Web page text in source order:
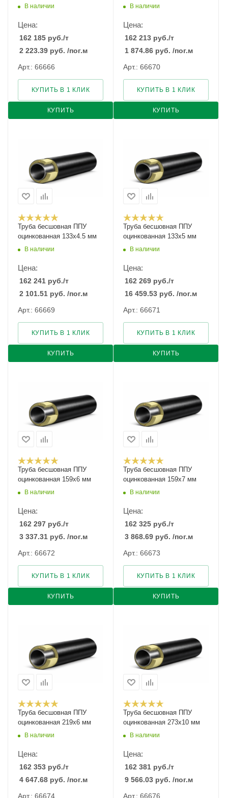
В наличии
Цена:
162 185 руб./т
2 223.39 руб. /пог.м
Арт.: 66666
КУПИТЬ
КУПИТЬ В 1 КЛИК
В наличии
Цена:
162 213 руб./т
1 874.86 руб. /пог.м
Арт.: 66670
КУПИТЬ
КУПИТЬ В 1 КЛИК
Труба бесшовная ППУ
оцинкованная 133х4.5 мм
В наличии
Цена:
162 241 руб./т
2 101.51 руб. /пог.м
Арт.: 66669
КУПИТЬ
КУПИТЬ В 1 КЛИК
Труба бесшовная ППУ
оцинкованная 133х5 мм
В наличии
Цена:
162 269 руб./т
16 459.53 руб. /пог.м
Арт.: 66671
КУПИТЬ
КУПИТЬ В 1 КЛИК
Труба бесшовная ППУ
оцинкованная 159х6 мм
В наличии
Цена:
162 297 руб./т
3 337.31 руб. /пог.м
Арт.: 66672
КУПИТЬ
КУПИТЬ В 1 КЛИК
Труба бесшовная ППУ
оцинкованная 159х7 мм
В наличии
Цена:
162 325 руб./т
3 868.69 руб. /пог.м
Арт.: 66673
КУПИТЬ
КУПИТЬ В 1 КЛИК
Труба бесшовная ППУ
оцинкованная 219х6 мм
В наличии
Цена:
162 353 руб./т
4 647.68 руб. /пог.м
Арт.: 66674
Труба бесшовная ППУ
оцинкованная 273х10 мм
В наличии
Цена:
162 381 руб./т
9 566.03 руб. /пог.м
Арт.: 66676